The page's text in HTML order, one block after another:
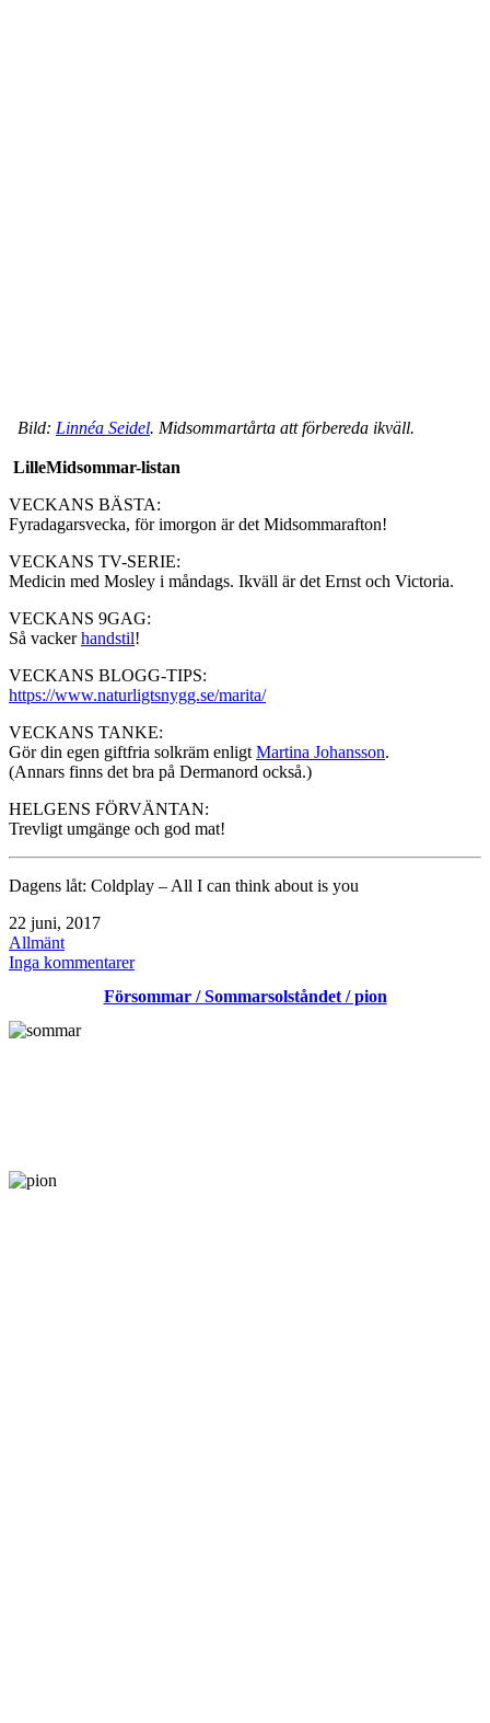
Bild: Linnéa Seidel. Midsommartårta att förbereda ikväll.
LilleMidsommar-listan
VECKANS BÄSTA:
Fyradagarsvecka, för imorgon är det Midsommarafton!
VECKANS TV-SERIE:
Medicin med Mosley i måndags. Ikväll är det Ernst och Victoria.
VECKANS 9GAG:
Så vackerhandstil!
VECKANS BLOGG-TIPS:
https://www.naturligtsnygg.se/marita/
VECKANS TANKE:
Gör din egen giftfria solkräm enligt Martina Johansson.
(Annars finns det bra på Dermanord också.)
HELGENS FÖRVÄNTAN:
Trevligt umgänge och god mat!
Dagens låt: Coldplay – All I can think about is you
Publicerat
den
22 juni, 2017
Kategoriserat
som
Allmänt
Inga kommentarertill
helg!
Försommar / Sommarsolståndet / pion